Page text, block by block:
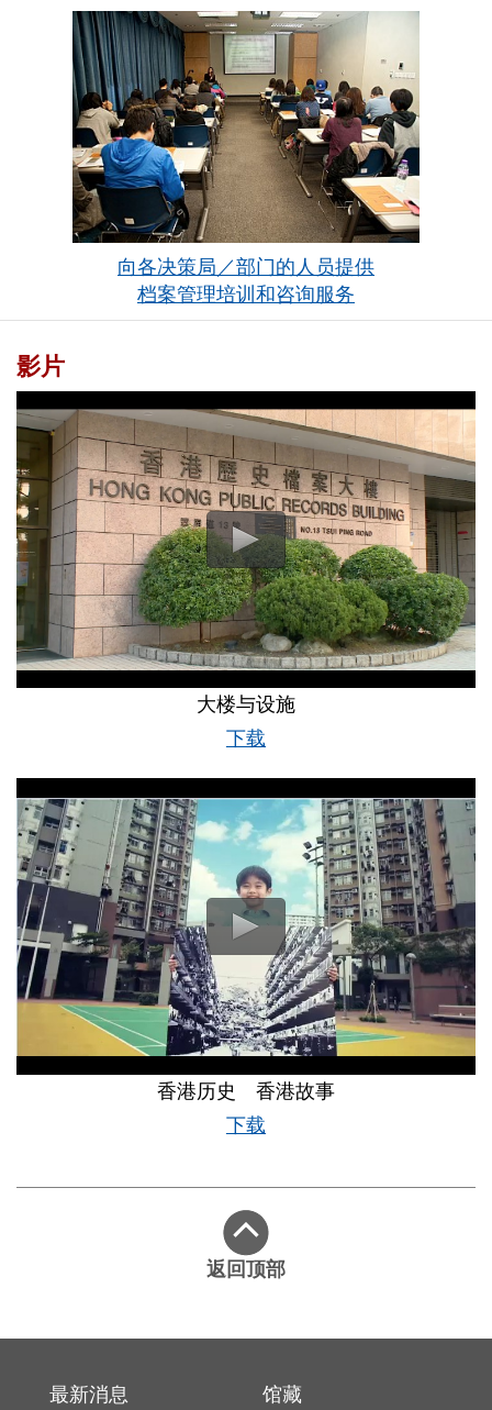
向各决策局／部门的人员提供
档案管理培训和咨询服务
影片
大楼与设施
下载
香港历史 香港故事
下载
返回顶部
最新消息 馆藏